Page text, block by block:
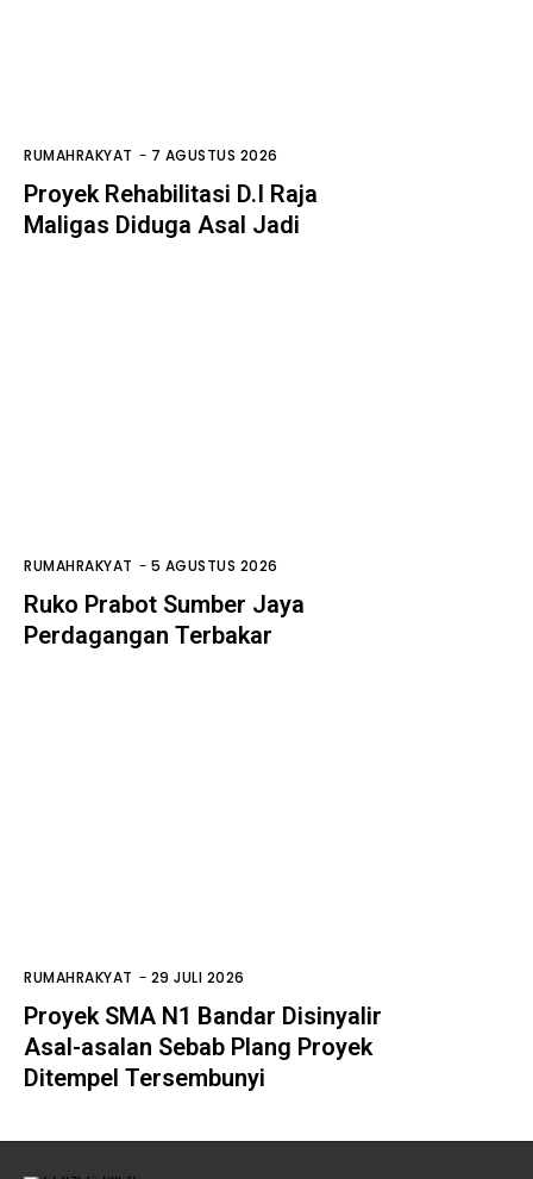
RUMAHRAKYAT - 7 AGUSTUS 2026
Proyek Rehabilitasi D.I Raja
Maligas Diduga Asal Jadi
RUMAHRAKYAT - 5 AGUSTUS 2026
Ruko Prabot Sumber Jaya
Perdagangan Terbakar
RUMAHRAKYAT - 29 JULI 2026
Proyek SMA N1 Bandar Disinyalir
Asal-asalan Sebab Plang Proyek
Ditempel Tersembunyi